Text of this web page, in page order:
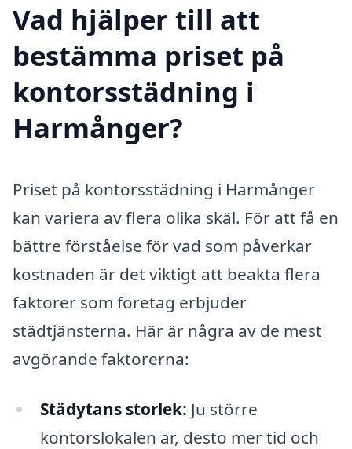
Vad hjälper till att
bestämma priset på
kontorsstädning i
Harmånger?
Priset på kontorsstädning i Harmånger
kan variera av flera olika skäl. För att få en
bättre förståelse för vad som påverkar
kostnaden är det viktigt att beakta flera
faktorer som företag erbjuder
städtjänsterna. Här är några av de mest
avgörande faktorerna:
Städytans storlek: Ju större
kontorslokalen är, desto mer tid och